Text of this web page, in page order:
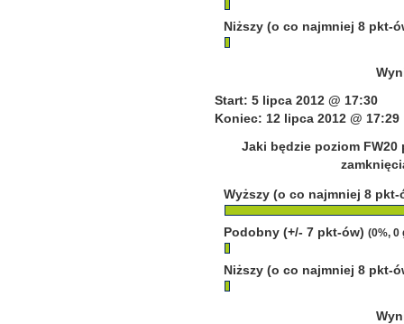
Niższy (o co najmniej 8 pkt-
Start: 5 lipca 2012 @ 17:30
Koniec: 12 lipca 2012 @ 17:29
Jaki będzie poziom
Wyższy (o co najmniej 8
Podobny (+/- 7 pkt-ów) (0%, 0
Niższy (o co najmniej 8 pkt-